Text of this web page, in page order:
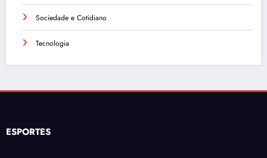
Sociedade e Cotidiano
Tecnologia
ESPORTES